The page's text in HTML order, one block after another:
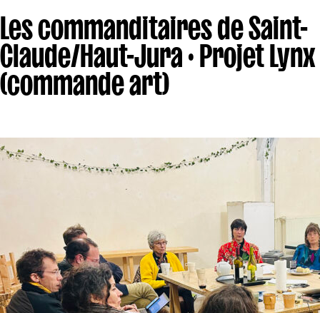
Les commanditaires de Saint-
Claude/Haut-Jura · Projet Lynx
(commande art)